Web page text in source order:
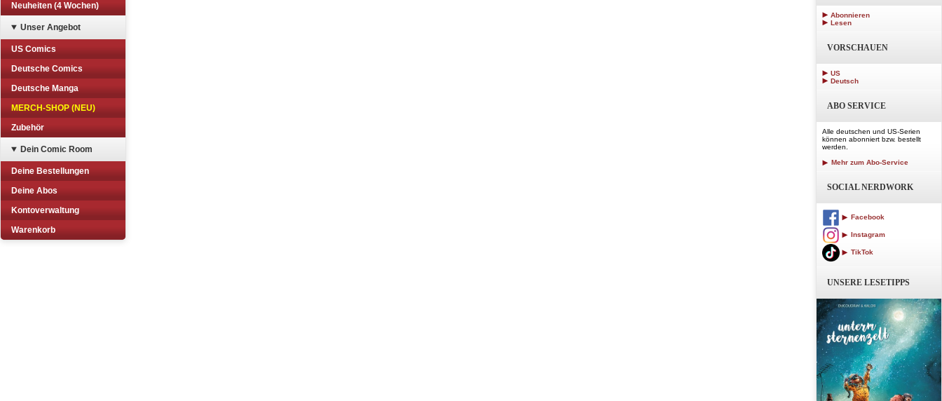
Neuheiten (4 Wochen)
Unser Angebot
US Comics
Deutsche Comics
Deutsche Manga
MERCH-SHOP (NEU)
Zubehör
Dein Comic Room
Deine Bestellungen
Deine Abos
Kontoverwaltung
Warenkorb
Abonnieren
Lesen
VORSCHAUEN
US
Deutsch
ABO SERVICE
Alle deutschen und US-Serien
können abonniert bzw. bestellt
werden.
Mehr zum Abo-Service
SOCIAL NERDWORK
Facebook
Instagram
TikTok
UNSERE LESETIPPS